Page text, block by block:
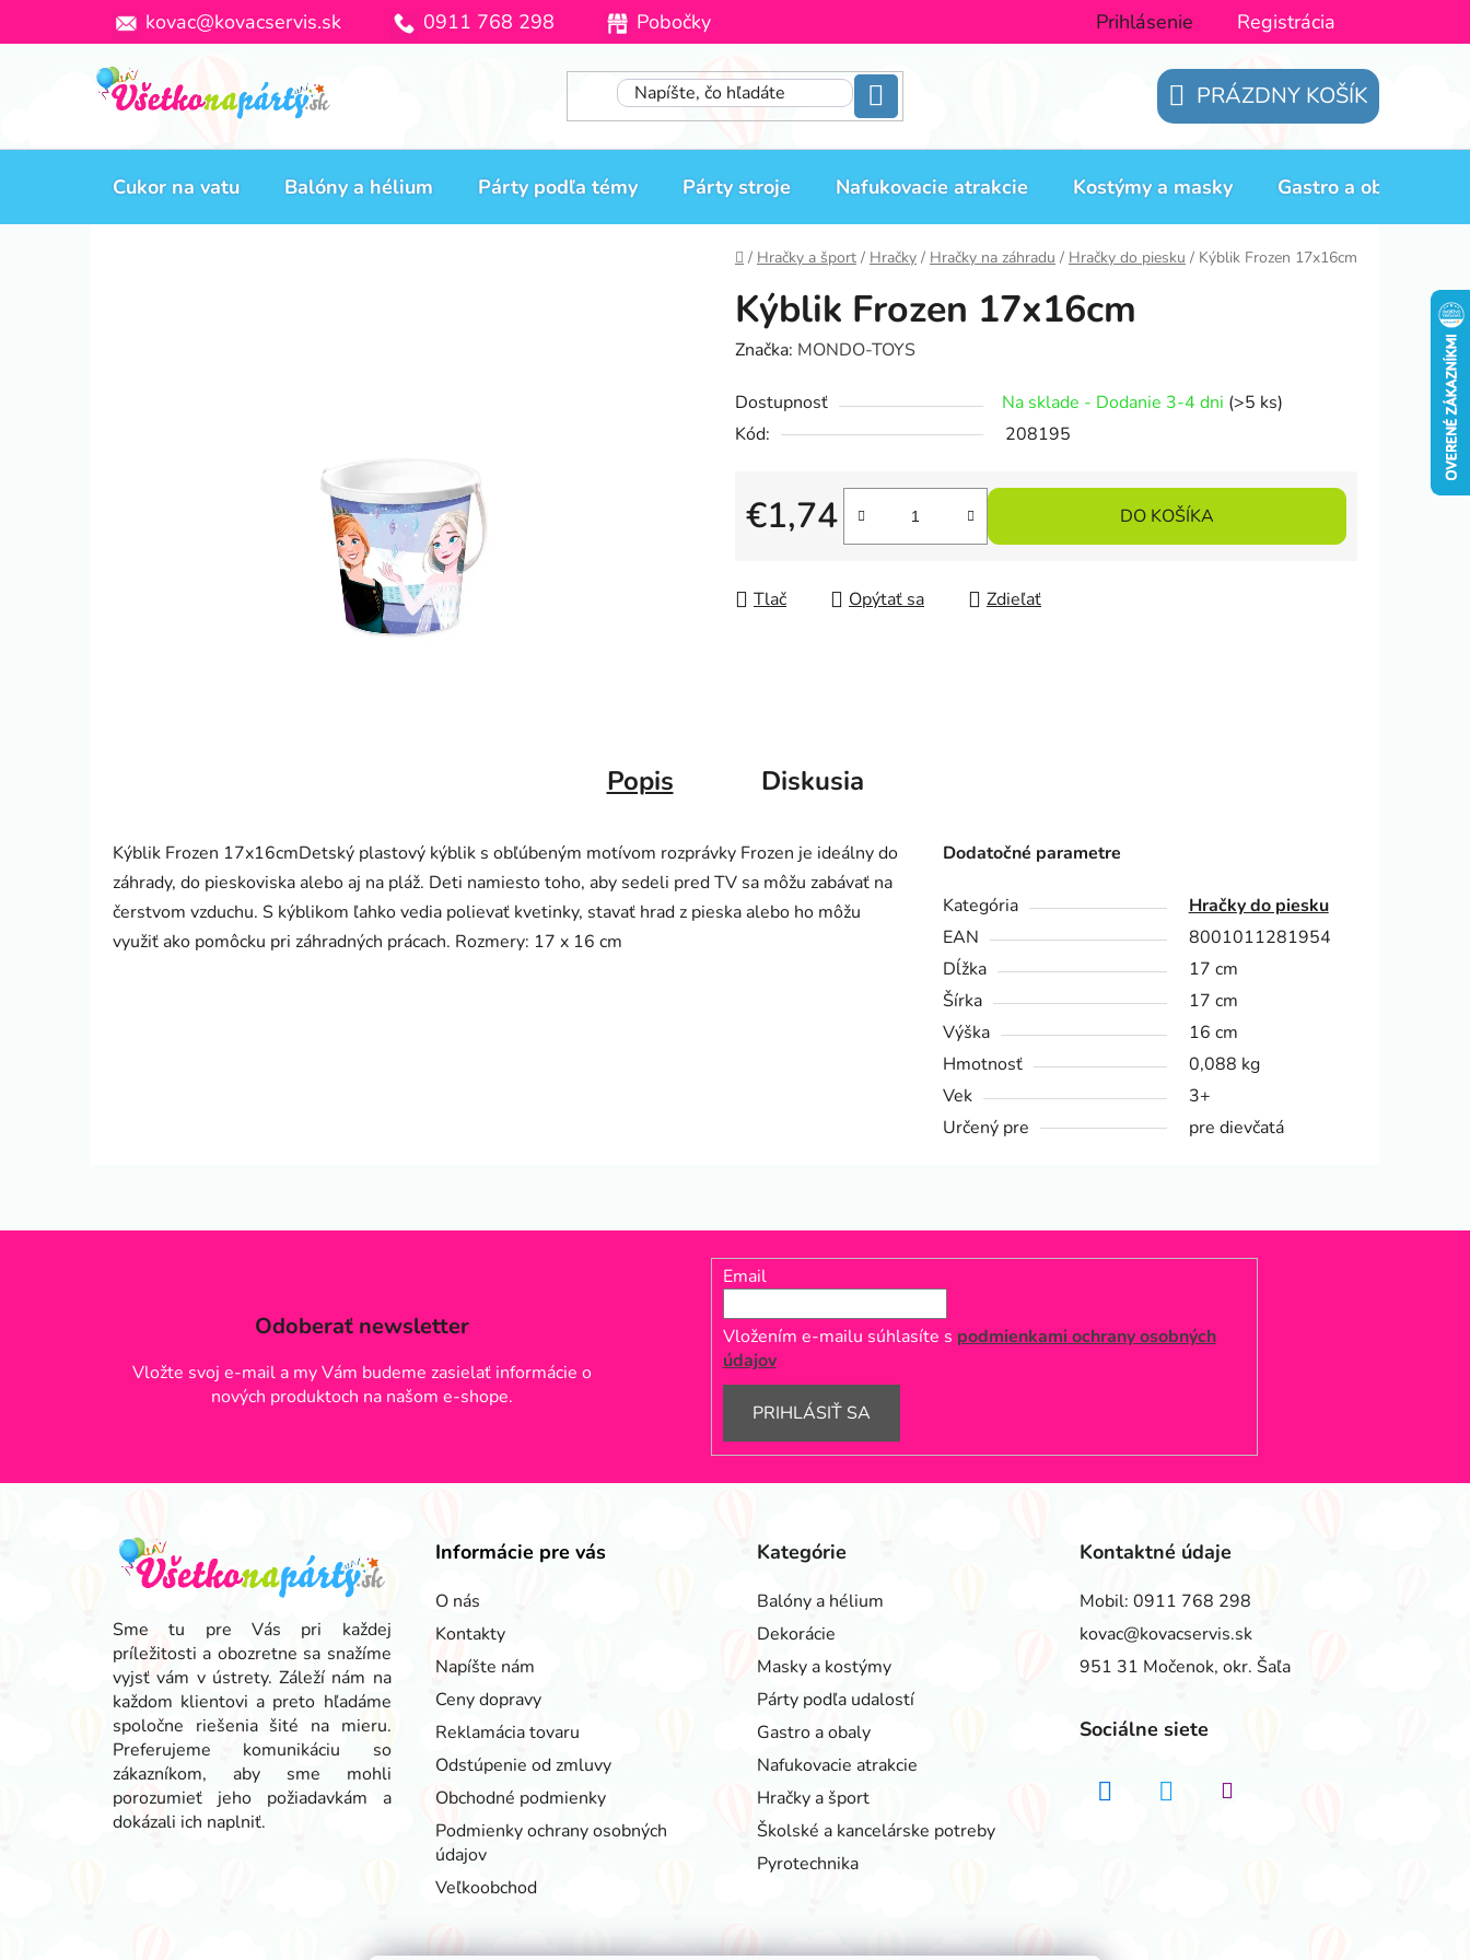
kovac@kovacservis.sk 0911 768 298 Pobočky Prihlásenie Registrácia
NÁKUPNÝ
KOŠÍK
PRÁZDNY KOŠÍK
Cukor na vatu Balóny a hélium Párty podľa témy Párty stroje Nafukovacie atrakcie Kostýmy a masky Gastro a obaly
Domov
/ Hračky a šport / Hračky / Hračky na záhradu / Hračky do piesku / Kýblik Frozen 17x16cm
Kýblik Frozen 17x16cm
Značka: MONDO-TOYS
Dostupnosť Na sklade - Dodanie 3-4 dni (>5 ks)
Kód:
208195
€1,74
Jednotková cena:
DO KOŠÍKA
Tlač Opýtať sa Zdieľať
Popis Diskusia
Kýblik Frozen 17x16cmDetský plastový kýblik s obľúbeným motívom rozprávky Frozen je ideálny do
záhrady, do pieskoviska alebo aj na pláž. Deti namiesto toho, aby sedeli pred TV sa môžu zabávať na
čerstvom vzduchu. S kýblikom ľahko vedia polievať kvetinky, stavať hrad z pieska alebo ho môžu
využiť ako pomôcku pri záhradných prácach. Rozmery: 17 x 16 cm
Dodatočné parametre
Kategória
Hračky do piesku
EAN
8001011281954
Dĺžka
17 cm
Šírka
17 cm
Výška
16 cm
Hmotnosť
0,088 kg
Vek
3+
Určený pre
pre dievčatá
Odoberať newsletter
Vložte svoj e-mail a my Vám budeme zasielať informácie o
nových produktoch na našom e-shope.
Email
Vložením e-mailu súhlasíte s podmienkami ochrany osobných
údajov
PRIHLÁSIŤ SA
Sme tu pre Vás pri každej
príležitosti a obozretne sa snažíme
vyjsť vám v ústrety. Záleží nám na
každom klientovi a preto hľadáme
spoločne riešenia šité na mieru.
Preferujeme komunikáciu so
zákazníkom, aby sme mohli
porozumieť jeho požiadavkám a
dokázali ich naplniť.
Informácie pre vás
O nás
Kontakty
Napíšte nám
Ceny dopravy
Reklamácia tovaru
Odstúpenie od zmluvy
Obchodné podmienky
Podmienky ochrany osobných
údajov
Veľkoobchod
Kategórie
Balóny a hélium
Dekorácie
Masky a kostýmy
Párty podľa udalostí
Gastro a obaly
Nafukovacie atrakcie
Hračky a šport
Školské a kancelárske potreby
Pyrotechnika
Kontaktné údaje
Mobil: 0911 768 298
kovac@kovacservis.sk
951 31 Močenok, okr. Šaľa
Sociálne siete